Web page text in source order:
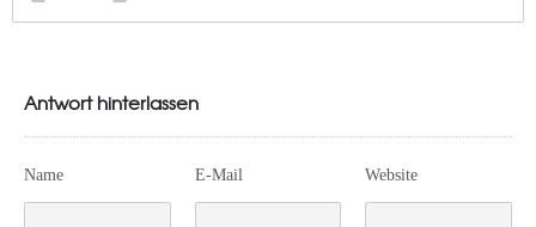
Antwort hinterlassen
Name E-Mail Website